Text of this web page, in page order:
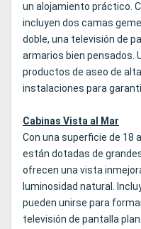
un alojamiento práctico.
incluyen dos camas
doble, una televisión de
armarios bien pensados.
productos de aseo de
instalaciones para
Cabinas Vista al Mar
Con una superficie de 18
están dotadas de
ofrecen una vista
luminosidad natural.
pueden unirse para
televisión de pantalla